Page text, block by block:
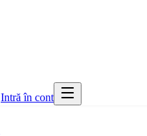
Intră în cont